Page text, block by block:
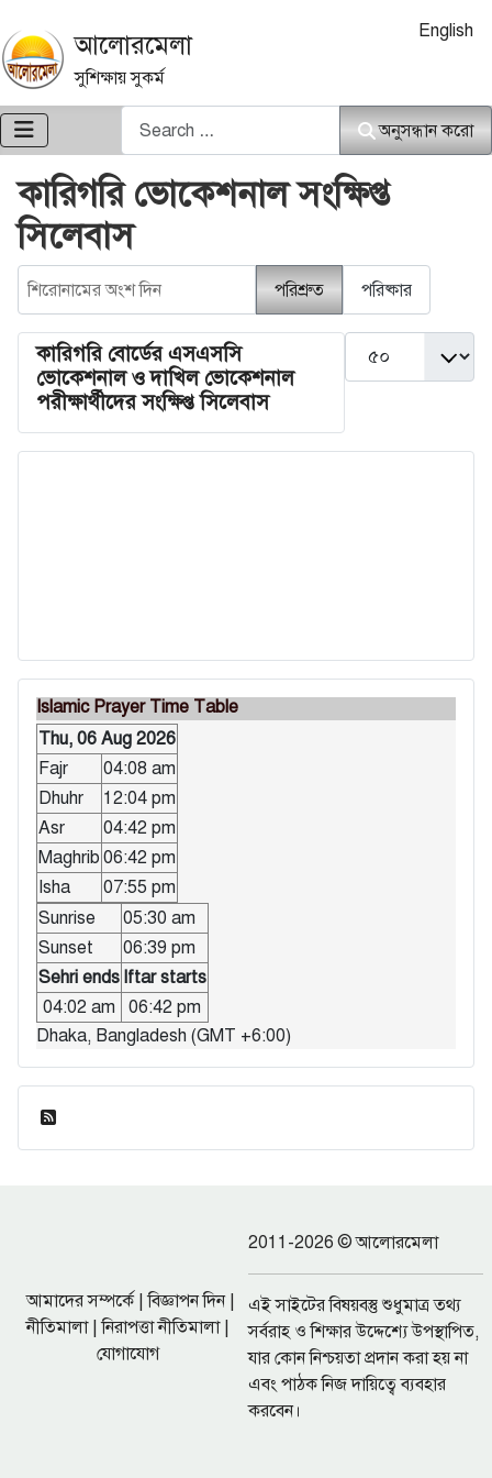
আলোরমেলা
সুশিক্ষায় সুকর্ম
আপনার ভাষা
English
অনুসন্ধান করো
অনুসন্ধান করো
কারিগরি ভোকেশনাল সংক্ষিপ্ত
সিলেবাস
শিরোনামের অংশ দিন
পরিশ্রুত পরিষ্কার
কারিগরি বোর্ডের এসএসসি
ভোকেশনাল ও দাখিল ভোকেশনাল
পরীক্ষার্থীদের সংক্ষিপ্ত সিলেবাস
Islamic Prayer Time Table
Thu, 06 Aug 2026
Fajr
04:08 am
Dhuhr
12:04 pm
Asr
04:42 pm
Maghrib 06:42 pm
Isha
07:55 pm
Sunrise
05:30 am
Sunset
06:39 pm
Sehri ends Iftar starts
04:02 am
06:42 pm
Dhaka, Bangladesh (GMT +6:00)
আমাদের সম্পর্কে|বিজ্ঞাপন দিন|
নীতিমালা|নিরাপত্তা নীতিমালা|
যোগাযোগ
2011-2026 © আলোরমেলা
এই সাইটের বিষয়বস্তু শুধুমাত্র তথ্য
সর্বরাহ ও শিক্ষার উদ্দেশ্যে উপস্থাপিত,
যার কোন নিশ্চয়তা প্রদান করা হয় না
এবং পাঠক নিজ দায়িত্বে ব্যবহার
করবেন।